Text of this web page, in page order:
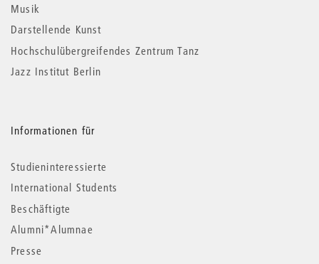
Musik
Darstellende Kunst
Hochschulübergreifendes Zentrum Tanz
Jazz Institut Berlin
Informationen für
Studieninteressierte
International Students
Beschäftigte
Alumni*Alumnae
Presse